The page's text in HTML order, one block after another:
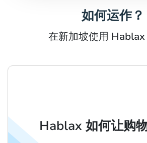
如何运作？
在新加坡使用 Hablax
Hablax 如何让购